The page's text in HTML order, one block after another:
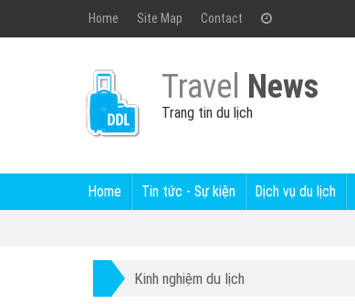
Home Site Map Contact
Travel News
Trang tin du lịch
Home Tin tức - Sự kiện Dịch vụ du lịch
Kinh nghiệm du lịch